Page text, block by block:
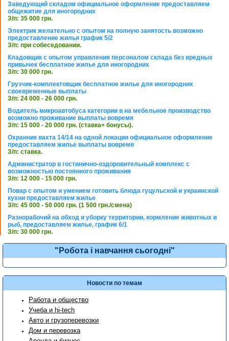
Заведующий складом официальное оформление предоставляем
общежитие для иногородних
З/п: 35 000 грн.
Электрик желательно с опытом на полную занятость возможно
предоставление жилья график 5/2
З/п: при собеседовании.
Кладовщик с опытом управления персоналом склада без вредных
привычек бесплатное жилье для иногородних
З/п: 30 000 грн.
Грузчик-комплектовщик бесплатное жилье для иногородних
своевременные выплаты
З/п: 24 000 - 26 000 грн.
Водитель микроавтобуса категории в на мебельное производство
возможно проживание выплаты вовремя
З/п: 15 000 - 20 000 грн. (ставка+ бонусы).
Охранник вахта 14/14 на одной локации официальное оформление
предоставляем жилье выплаты вовремя
З/п: ставка.
Администратор в гостинично-оздоровительный комплекс с
возможностью постоянного проживания
З/п: 12 000 - 15 000 грн.
Повар с опытом и умением готовить блюда гуцульской и украинской
кухни предоставляем жилье
З/п: 45 000 - 50 000 грн. (1 500 грн./смена)
Разнорабочий на обход и уборку территории, кормление животных и
рыб, предоставляем жилье, график 6/1
З/п: 30 000 грн.
"Робота і навчання сьогодні"
Новости по темам
Работа и общество
Учеба и hi-tech
Авто и грузоперевозки
Дом и перевозка